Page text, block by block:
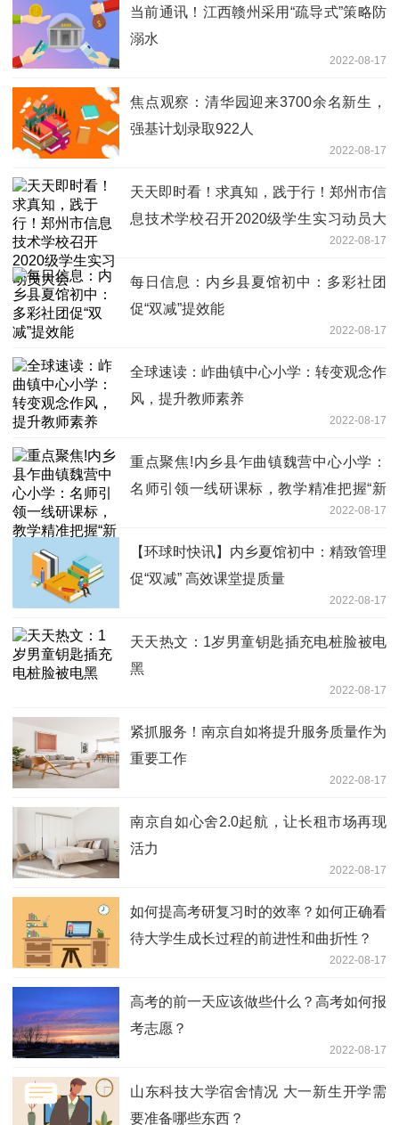
当前通讯！江西赣州采用“疏导式”策略防
溺水
2022-08-17
焦点观察：清华园迎来3700余名新生，
强基计划录取922人
2022-08-17
天天即时看！求真知，践于行！郑州市信
息技术学校召开2020级学生实习动员大
2022-08-17
每日信息：内乡县夏馆初中：多彩社团
促“双减”提效能
2022-08-17
全球速读：岞曲镇中心小学：转变观念作
风，提升教师素养
2022-08-17
重点聚焦!内乡县乍曲镇魏营中心小学：
名师引领一线研课标，教学精准把握“新
2022-08-17
【环球时快讯】内乡夏馆初中：精致管理
促“双减” 高效课堂提质量
2022-08-17
天天热文：1岁男童钥匙插充电桩脸被电
黑
2022-08-17
紧抓服务！南京自如将提升服务质量作为
重要工作
2022-08-17
南京自如心舍2.0起航，让长租市场再现
活力
2022-08-17
如何提高考研复习时的效率？如何正确看
待大学生成长过程的前进性和曲折性？
2022-08-17
高考的前一天应该做些什么？高考如何报
考志愿？
2022-08-17
山东科技大学宿舍情况 大一新生开学需
要准备哪些东西？